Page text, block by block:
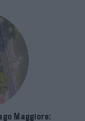
Maggiore: